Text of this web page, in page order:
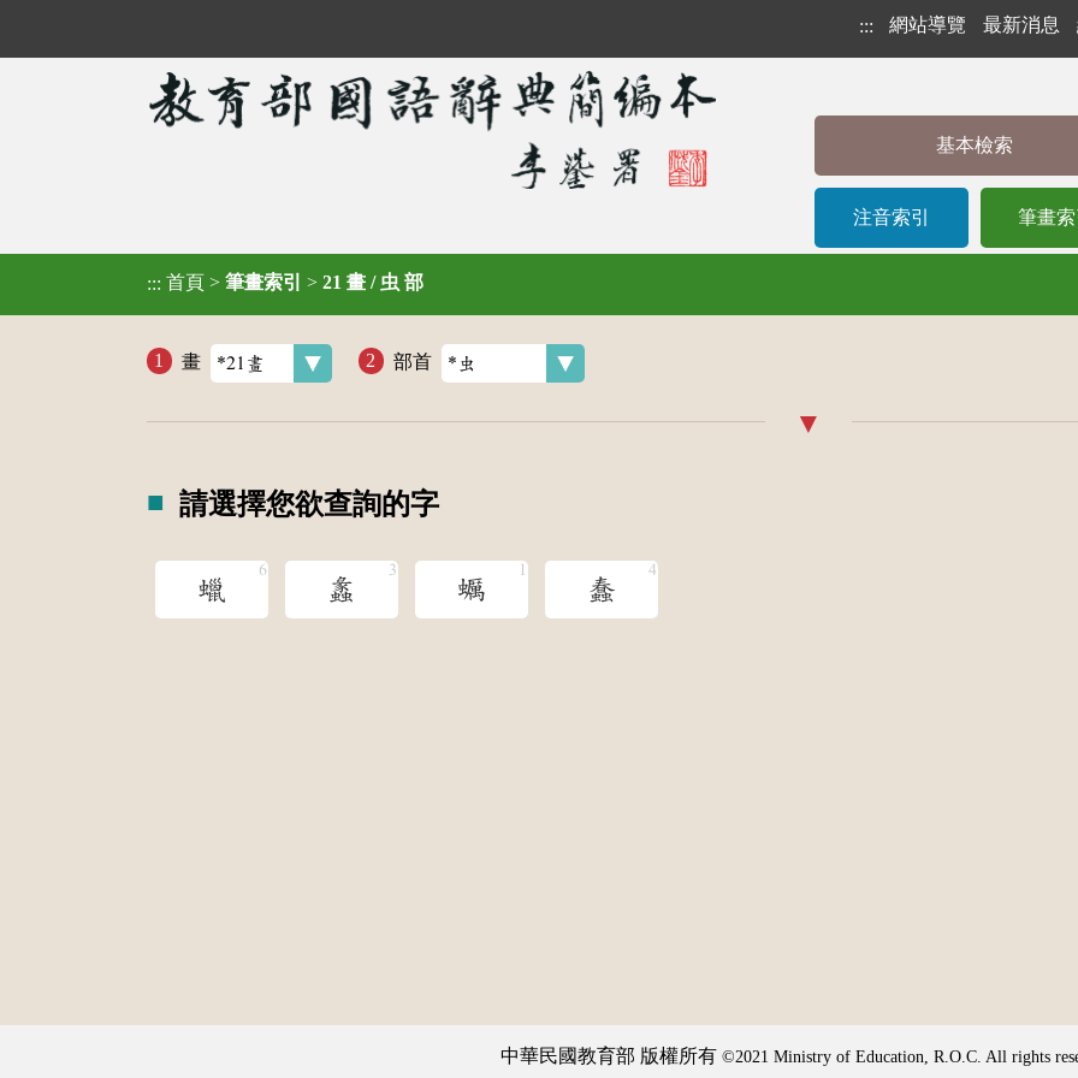
::: 網站導覽 最新消息
基本檢索
注音索引 筆畫索
::: 首頁 > 筆畫索引 > 21 畫 / 虫 部
畫 部首
請選擇您欲查詢的字
蠟 蠡 蠣 蠢
中華民國教育部 版權所有 ©2021 Ministry of Education, R.O.C. All rights